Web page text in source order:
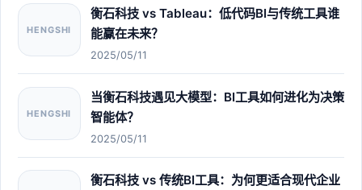
HENGSHI
衡石科技 vs Tableau：低代码BI与传统工具谁
能赢在未来？
2025/05/11
HENGSHI
当衡石科技遇见大模型：BI工具如何进化为决策
智能体？
2025/05/11
衡石科技 vs 传统BI工具：为何更适合现代企业